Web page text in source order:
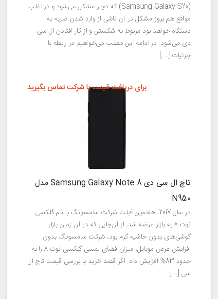
(Samsung Galaxy S20) که دچار مشکل می‌شود و در اغلب
مواقع هم بروز مشکل در آن ناشی از وارد شدن ضربه به
دستگاه خواهد بود مربوط به شکستن و از کار افتادن ال سی
دی می‌شود. در ادامه این مطلب می‌خواهیم در رابطه با
جزئیات […]
تاچ ال سی دی Samsung Galaxy Note 8 مدل
N950
در سال 2017، هفتمین فبلت شرکت سامسونگ با نام گلکسی
نوت 8 به بازار عرضه شد. از آن‌جایی که در آن زمان بازار
گوشی‌های بدون حاشیه گرم بود، شرکت سامسونگ بدون
افزایش عرض موبایل، میزان فضای لمسی گلکسی نوت 8 را به
حدود 83% افزایش داد. اگر قصد خرید یا بررسی قیمت تاچ ال
سی […]
برای دریافت قیمت با شرکت تماس بگیرید